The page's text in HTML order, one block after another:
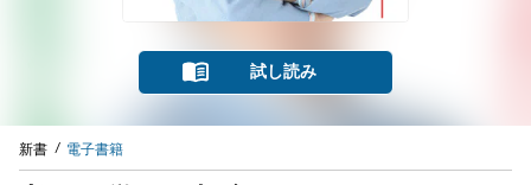
試し読み
新書 電子書籍